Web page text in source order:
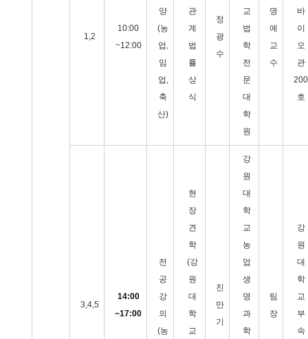
1,2
10:00
~12:00
양
(농
업,
임
업,
축
산)
관
계
법
률
상
식
정
광
수
교
법
학
전
문
대
학
원
명
예
교
수
바
이
오
관
200
호
3,4,5
14:00
~17:00
전
공
강
의
(농
현
장
견
학
(강
원
대
학
교
진
만
기
강
원
대
학
교
농
업
생
명
과
학
팀
장
강
원
대
학
교
부
속